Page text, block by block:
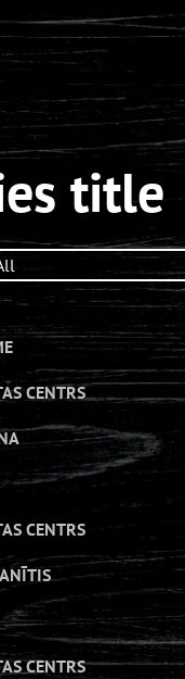
title
CENTRS
CENTRS
CENTRS